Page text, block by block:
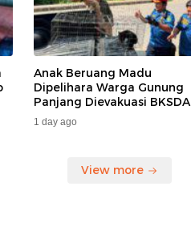
Anak Beruang Madu
Dipelihara Warga Gunung
Panjang Dievakuasi BKSDA
Dan DAMKAR
1 day ago
View more